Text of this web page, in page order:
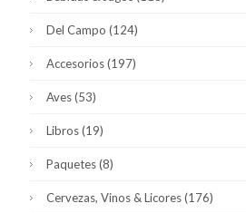
Del Campo (124)
Accesorios(197)
Aves(53)
Libros(19)
Paquetes(8)
Cervezas, Vinos & Licores(176)